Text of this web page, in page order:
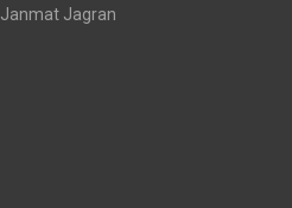
Janmat Jagran